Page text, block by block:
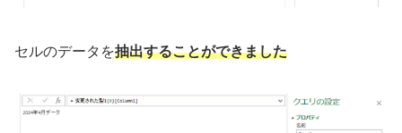
セルのデータを抽出することができました